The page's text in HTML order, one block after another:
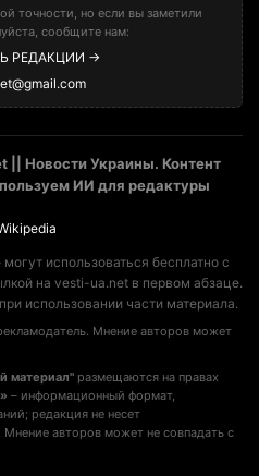
точности, но если вы заметили
сообщите нам:
РЕДАКЦИИ →
|| Новости Украины. Контент
ИИ для редактуры
использоваться бесплатно с
на vesti-ua.net в первом абзаце.
использовании части материала.
Мнение авторов может
материал" размещаются на правах
– информационный формат,
редакция не несет
авторов может не совпадать с